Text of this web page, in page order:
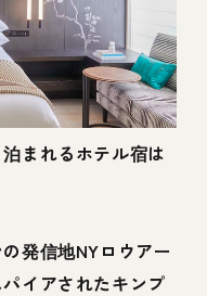
まれるホテル宿は
発信地NYロウアー
イアされたキンプ